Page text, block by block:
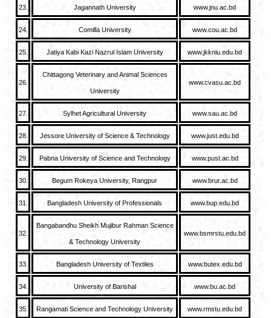
23. Jagannath University www.jnu.ac.bd
24. Comilla University www.cou.ac.bd
25. Jatiya Kabi Kazi Nazrul Islam University www.jkkniu.edu.bd
26.
Chittagong Veterinary and Animal Sciences
University
www.cvasu.ac.bd
27. Sylhet Agricultural University www.sau.ac.bd
28. Jessore University of Science & Technology www.just.edu.bd
29. Pabna University of Science and Technology www.pust.ac.bd
30. Begum Rokeya University, Rangpur www.brur.ac.bd
31. Bangladesh University of Professionals www.bup.edu.bd
32.
Bangabandhu Sheikh Mujibur Rahman Science
& Technology University
www.bsmrstu.edu.bd
33. Bangladesh University of Textiles www.butex.edu.bd
34. University of Barishal www.bu.ac.bd
35. Rangamati Science and Technology University www.rmstu.edu.bd